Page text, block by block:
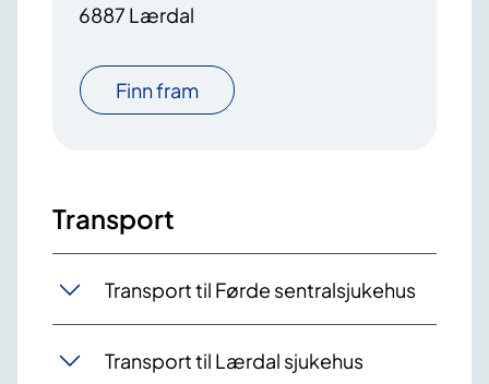
6887 Lærdal
Finn fram
Transport
Transport til Førde sentralsjukehus
Transport til Lærdal sjukehus